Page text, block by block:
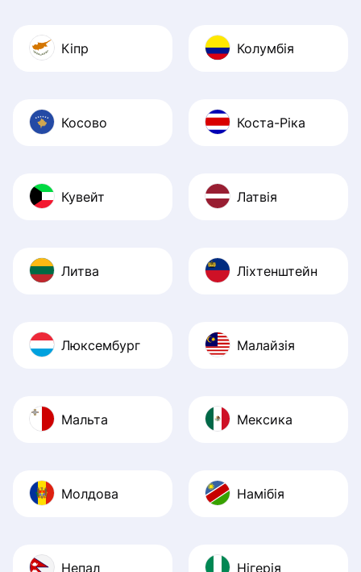
Кіпр Колумбія
Косово Коста-Ріка
Кувейт Латвія
Литва Ліхтенштейн
Люксембург Малайзія
Мальта Мексика
Молдова Намібія
Непал Нігерія